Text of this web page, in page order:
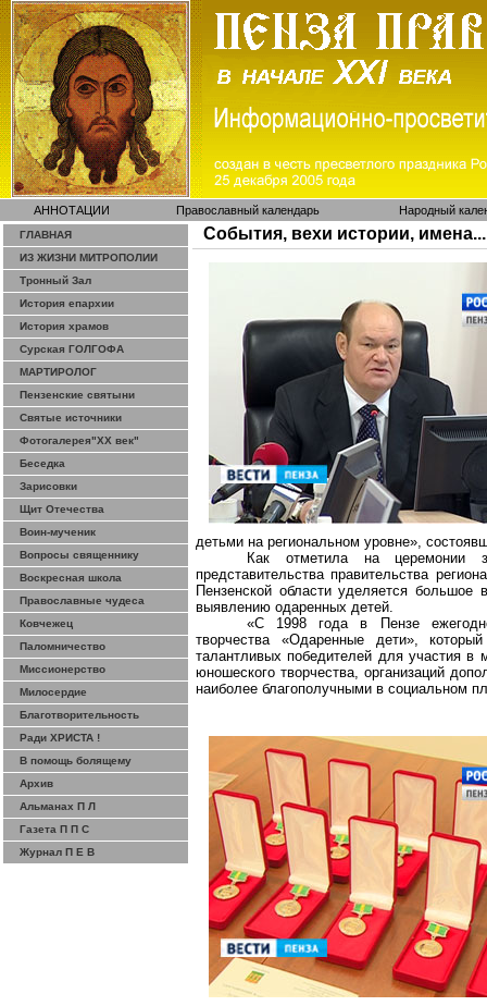
АННОТАЦИИ Православный календарь Народный
ГЛАВНАЯ
ИЗ ЖИЗНИ МИТРОПОЛИИ
Тронный Зал
История епархии
История храмов
Сурская ГОЛГОФА
МАРТИРОЛОГ
Пензенские святыни
Святые источники
Фотогалерея"ХХ век"
Беседка
Зарисовки
Щит Отечества
Воин-мученик
Вопросы священнику
Воскресная школа
Православные чудеса
Ковчежец
Паломничество
Миссионерство
Милосердие
Благотворительность
Ради ХРИСТА !
В помощь болящему
Архив
Альманах П Л
Газета П П С
Журнал П Е В
События, вехи истории, имена...
детьми на региональном уровне»,
Как отметила на церемонии
представительства правительства
Пензенской области уделяется большое
выявлению одаренных детей.
«С 1998 года в Пензе ежегодно
творчества «Одаренные дети»,
талантливых победителей для участия в
юношеского творчества, организаций
наиболее благополучными в социальном